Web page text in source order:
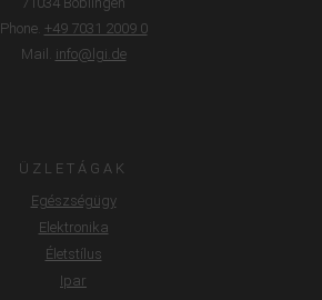
Phone. +49 7031 2009 0
Mail. info@lgi.de
ÜZLETÁGAK
Egészségügy
Elektronika
Életstílus
Ipar